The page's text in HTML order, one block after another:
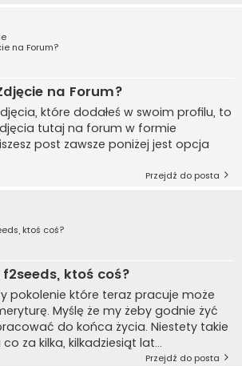
na Forum?
na Forum?
które dodałeś w swoim profilu, to
tutaj na forum w formie
post zawsze poniżej jest opcja
Przejdź do posta
ktoś coś?
f2seeds, ktoś coś?
pokolenie które teraz pracuje może
Myślę że my żeby godnie żyć
do końca życia. Niestety takie
za kilka, kilkadziesiąt lat...
Przejdź do posta